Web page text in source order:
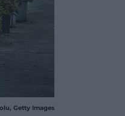
Getty Images